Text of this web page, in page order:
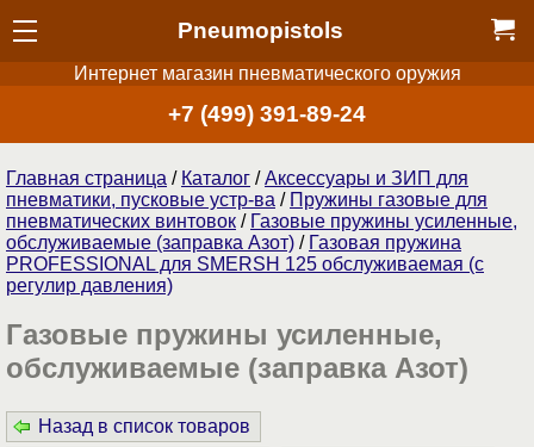
Pneumopistols
Интернет магазин пневматического оружия
+7 (499) 391-89-24
Главная страница / Каталог /Аксессуары и ЗИП для
пневматики, пусковые устр-ва / Пружины газовые для
пневматических винтовок / Газовые пружины усиленные,
обслуживаемые (заправка Азот) / Газовая пружина
PROFESSIONAL для SMERSH 125 обслуживаемая (с
регулир давления)
Газовые пружины усиленные,
обслуживаемые (заправка Азот)
Назад в список товаров